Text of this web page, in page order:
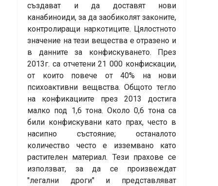
създават и да доставят нови
канабиноиди, за да заобиколят законите,
контролиращи наркотиците. Цялостното
значение на тези вещества е отразено и
в данните за конфискуването. През
2013г. са отчетени 21 000 конфискации,
от които повече от 40% на нови
психоактивни вещвства. Общото тегло
на конфикациите през 2013 достига
малко под 1,6 тона. Около 0,6 тона са
били конфискувани като прах, често в
насипно състояние; останалото
количество често е изземвано като
растителен материал. Тези прахове се
използват, за да се произвеждат
"легални дроги" и представляват